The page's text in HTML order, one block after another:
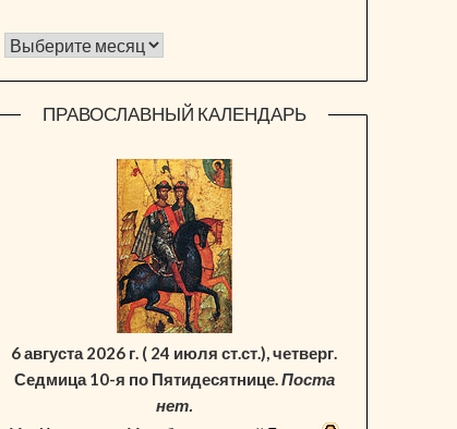
Архив новостей
ПРАВОСЛАВНЫЙ КАЛЕНДАРЬ
6 августа 2026 г. ( 24 июля ст.ст.), четверг.
Седмица 10-я по Пятидесятнице.Поста
нет.